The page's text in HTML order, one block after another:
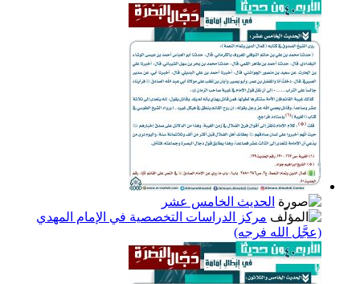
الحديث الخامس عشر
مركز الدراسات التخصصية في الإمام المهدي
(عجَّل الله فرجه)